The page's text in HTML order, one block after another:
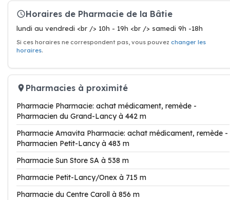
Horaires de Pharmacie de la Bâtie
lundi au vendredi <br /> 10h - 19h <br /> samedi 9h -18h
Si ces horaires ne correspondent pas, vous pouvez changer les
horaires.
Pharmacies à proximité
Pharmacie Pharmacie: achat médicament, remède -
Pharmacien du Grand-Lancy à 442 m
Pharmacie Amavita Pharmacie: achat médicament, remède -
Pharmacien Petit-Lancy à 483 m
Pharmacie Sun Store SA à 538 m
Pharmacie Petit-Lancy/Onex à 715 m
Pharmacie du Centre Caroll à 856 m